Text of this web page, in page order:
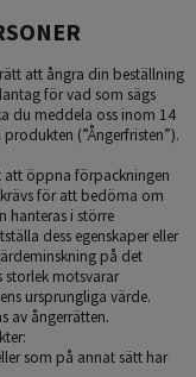
att ångra din beställning
för vad som sägs
du meddela oss inom 14
(”Ångerfristen”).
att öppna förpackningen
för att bedöma om
hanteras i större
dess egenskaper eller
på det
storlek motsvarar
ursprungliga värde.
av ångerrätten.
som på annat sätt har